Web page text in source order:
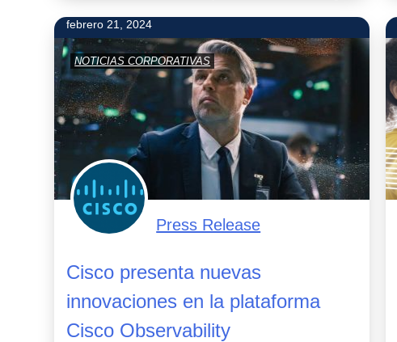
febrero 21, 2024
NOTICIAS CORPORATIVAS
Press Release
Cisco presenta nuevas
innovaciones en la plataforma
Cisco Observability